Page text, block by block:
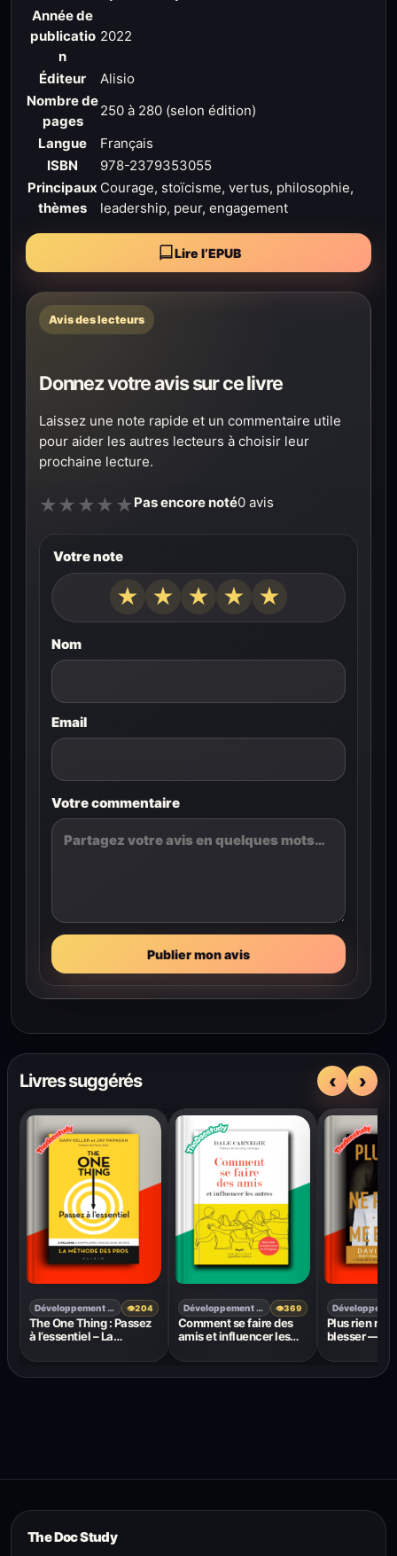
Année de
publicatio
n
2022
Éditeur
Alisio
Nombre de
pages
250 à 280 (selon édition)
Langue
Français
ISBN
978-2379353055
Principaux
thèmes
Courage, stoïcisme, vertus, philosophie,
leadership, peur, engagement
Lire l’EPUB
Avis des lecteurs
Donnez votre avis sur ce livre
Laissez une note rapide et un commentaire utile
pour aider les autres lecteurs à choisir leur
prochaine lecture.
★ ★ ★ ★ ★ Pas encore noté0 avis
Votre note
★
★
★
★
★
Nom
Email
Votre commentaire
Publier mon avis
Livres suggérés ‹ ›
Développement personnel 👁204
The One Thing : Passez
à l’essentiel – La
Gary Keller et Jay
Papasan
Développement personnel 👁369
Comment se faire des
amis et influencer les
Plus rien ne
blesser —
The Doc Study